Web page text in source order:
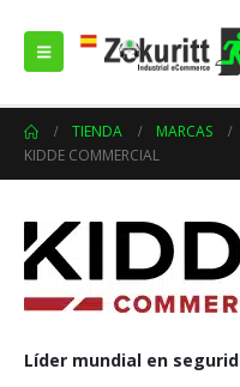
TIENDA MARCAS
KIDDE COMMERCIAL
Líder mundial en